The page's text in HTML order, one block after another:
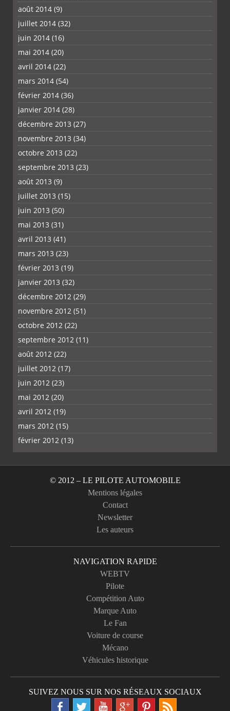
août 2014 (9)
juillet 2014 (32)
juin 2014 (16)
mai 2014 (20)
avril 2014 (22)
mars 2014 (54)
février 2014 (36)
janvier 2014 (28)
décembre 2013 (27)
novembre 2013 (34)
octobre 2013 (22)
septembre 2013 (23)
août 2013 (9)
juillet 2013 (15)
juin 2013 (50)
mai 2013 (31)
avril 2013 (41)
mars 2013 (23)
février 2013 (19)
janvier 2013 (32)
décembre 2012 (29)
novembre 2012 (51)
octobre 2012 (22)
septembre 2012 (11)
août 2012 (22)
juillet 2012 (17)
juin 2012 (23)
mai 2012 (20)
avril 2012 (19)
mars 2012 (15)
février 2012 (13)
© 2012 – LE PILOTE AUTOMOBILE
Mentions légales
Contact
Newsletter
Les auteurs
NAVIGATION RAPIDE
WEBTV
Pilote
Compétition Auto
Marque Auto
Le Fan
Voiture de course
Mécano
Véhicules historique
SUIVEZ NOUS SUR NOS RÉSEAUX SOCIAUX